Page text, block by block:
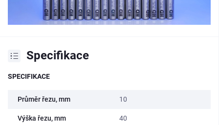
Specifikace
SPECIFIKACE
Průměr řezu, mm 10
Výška řezu, mm 40